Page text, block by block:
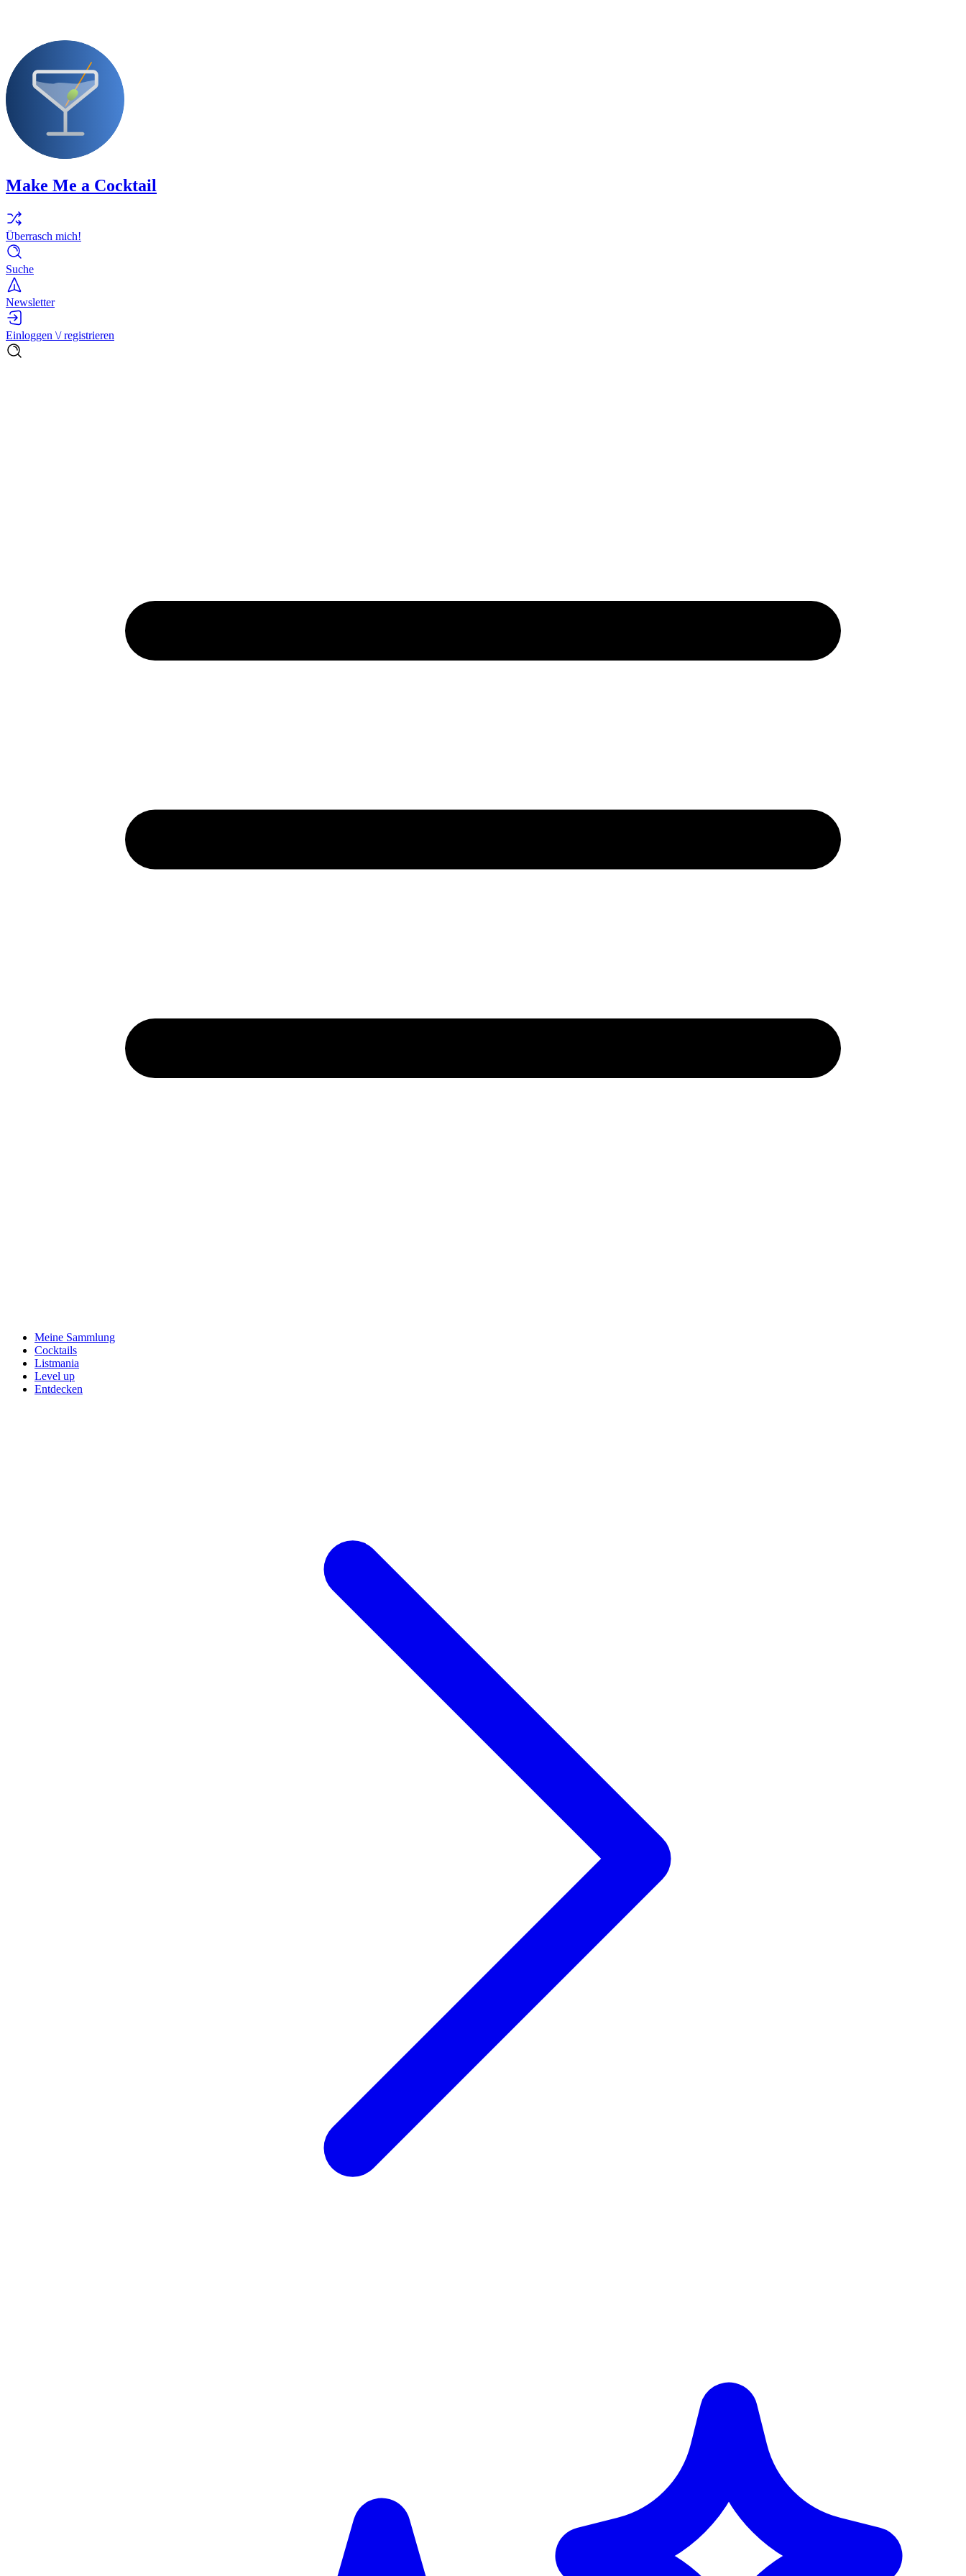
Make Me a Cocktail
Überrasch mich!
Suche
Newsletter
Einloggen \/ registrieren
Meine Sammlung
Cocktails
Listmania
Level up
Entdecken